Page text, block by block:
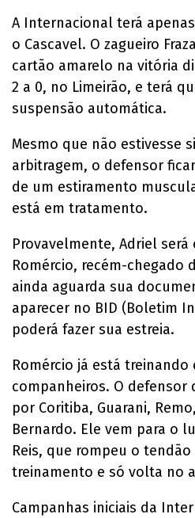
A Internacional terá
o Cascavel. O zagueiro
cartão amarelo na vitória
2 a 0, no Limeirão, e terá
suspensão automática.
Mesmo que não estivesse
arbitragem, o defensor
de um estiramento
está em tratamento.
Provavelmente, Adriel
Romércio, recém-chegado
ainda aguarda sua
aparecer no BID (Boletim
poderá fazer sua estreia.
Romércio já está treinando
companheiros. O defensor
por Coritiba, Guarani,
Bernardo. Ele vem para o
Reis, que rompeu o
treinamento e só volta no
Campanhas iniciais da